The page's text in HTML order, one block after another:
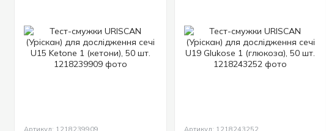
Артикул: 1218239909 Артикул: 1218243252